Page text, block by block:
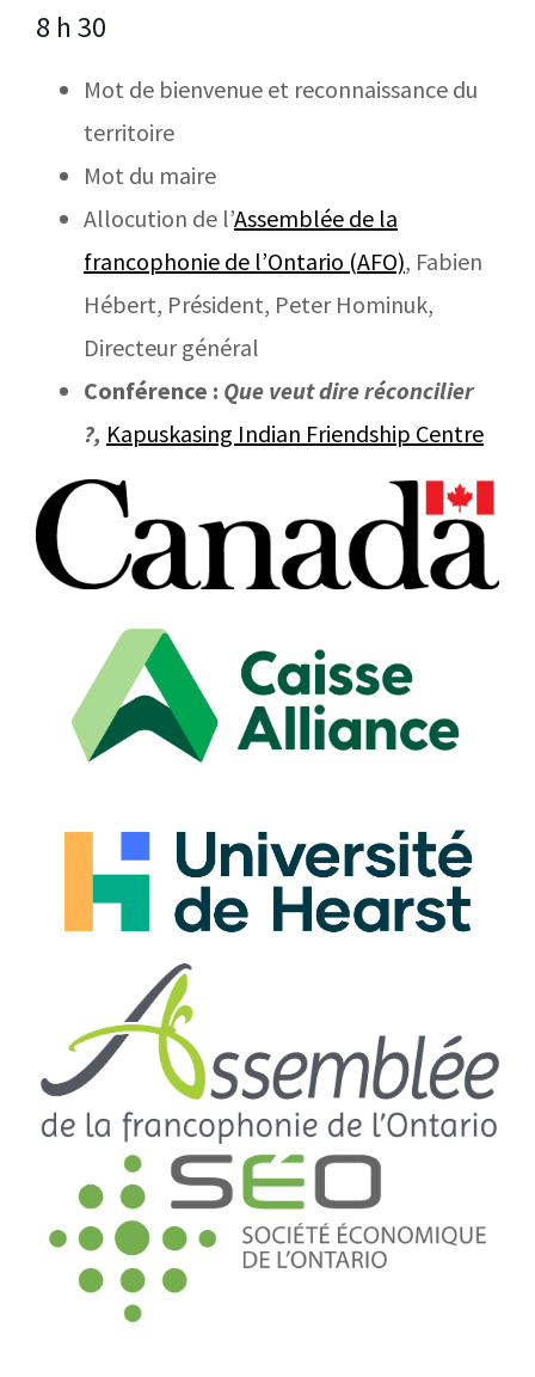
8 h 30
Mot de bienvenue et reconnaissance du
territoire
Mot du maire
Allocution de l’Assemblée de la
francophonie de l’Ontario (AFO), Fabien
Hébert, Président, Peter Hominuk,
Directeur général
Conférence : Que veut dire réconcilier
?, Kapuskasing Indian Friendship Centre